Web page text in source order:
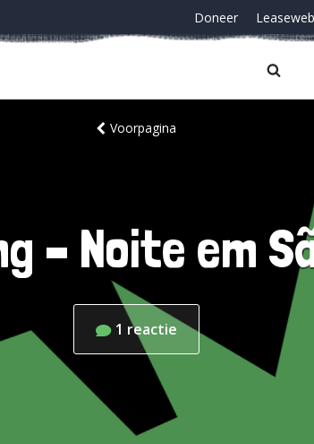
Doneer Leaseweb
Voorpagina
– Noite em
1 reactie